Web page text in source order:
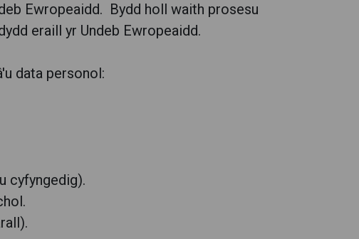
Ewropeaidd. Bydd holl waith prosesu
eraill yr Undeb Ewropeaidd.
data personol:
cyfyngedig).